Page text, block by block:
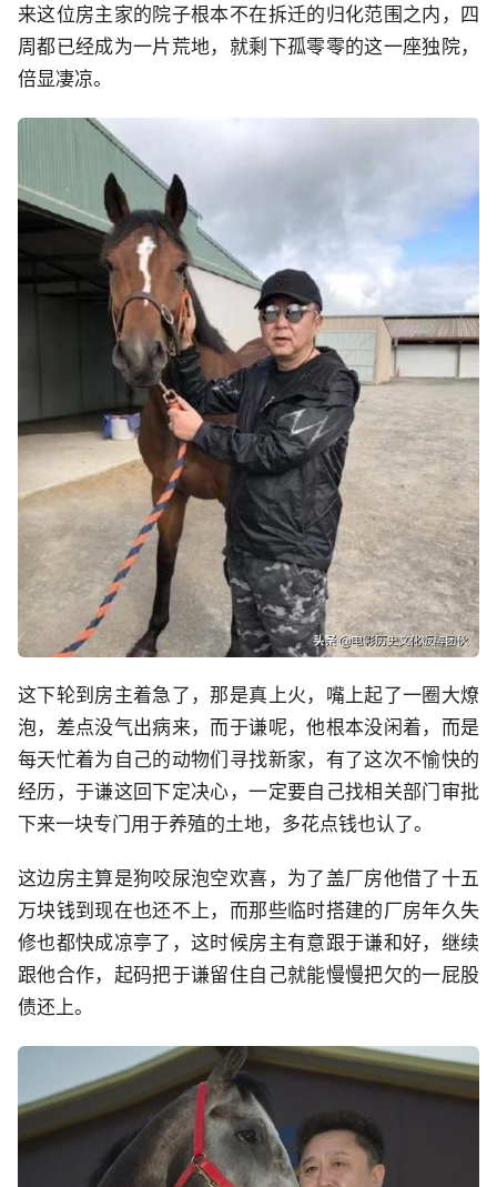
来这位房主家的院子根本不在拆迁的归化范围之内，四
周都已经成为一片荒地，就剩下孤零零的这一座独院，
倍显凄凉。
这下轮到房主着急了，那是真上火，嘴上起了一圈大燎
泡，差点没气出病来，而于谦呢，他根本没闲着，而是
每天忙着为自己的动物们寻找新家，有了这次不愉快的
经历，于谦这回下定决心，一定要自己找相关部门审批
下来一块专门用于养殖的土地，多花点钱也认了。
这边房主算是狗咬尿泡空欢喜，为了盖厂房他借了十五
万块钱到现在也还不上，而那些临时搭建的厂房年久失
修也都快成凉亭了，这时候房主有意跟于谦和好，继续
跟他合作，起码把于谦留住自己就能慢慢把欠的一屁股
债还上。